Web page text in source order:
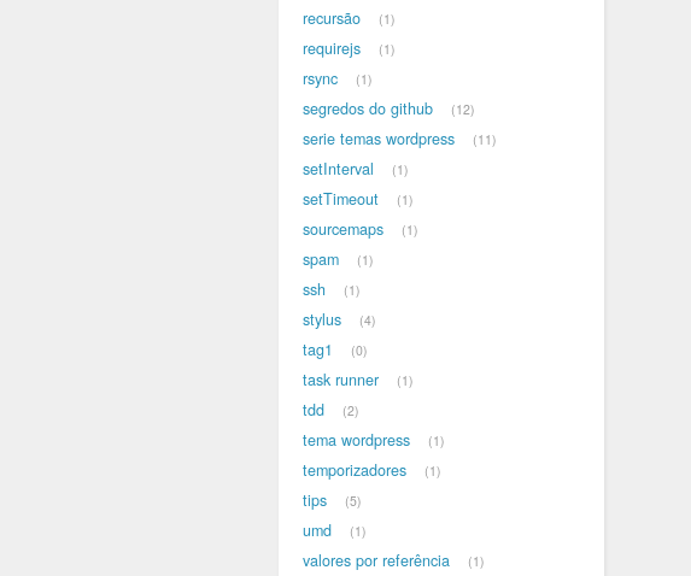
recursão 1
requirejs 1
rsync 1
segredos do github 12
serie temas wordpress 11
setInterval 1
setTimeout 1
sourcemaps 1
spam 1
ssh 1
stylus 4
tag1 0
task runner 1
tdd 2
tema wordpress 1
temporizadores 1
tips 5
umd 1
valores por referência 1